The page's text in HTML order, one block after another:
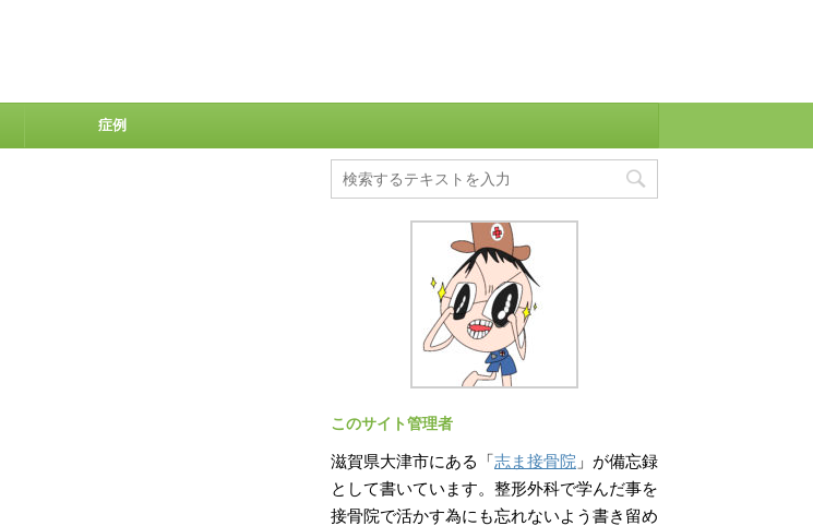
症例
このサイト管理者
滋賀県大津市にある「志ま接骨院 」が備忘録
として書いています。整形外科で学んだ事を
接骨院で活かす為にも忘れないよう書き留め